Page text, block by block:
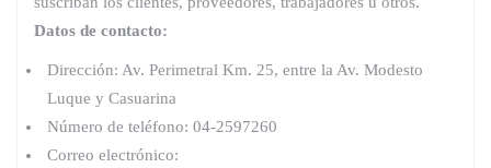
Datos de contacto:
Dirección: Av. Perimetral Km. 25, entre la Av. Modesto
Luque y Casuarina
Número de teléfono: 04-2597260
Correo electrónico: